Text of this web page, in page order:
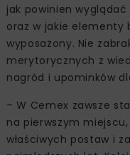
jak powinien
oraz w jakie elementy
wyposażony. Nie
merytorycznych z
nagród i upominków
– W Cemex zawsze
na pierwszym
właściwych postaw i